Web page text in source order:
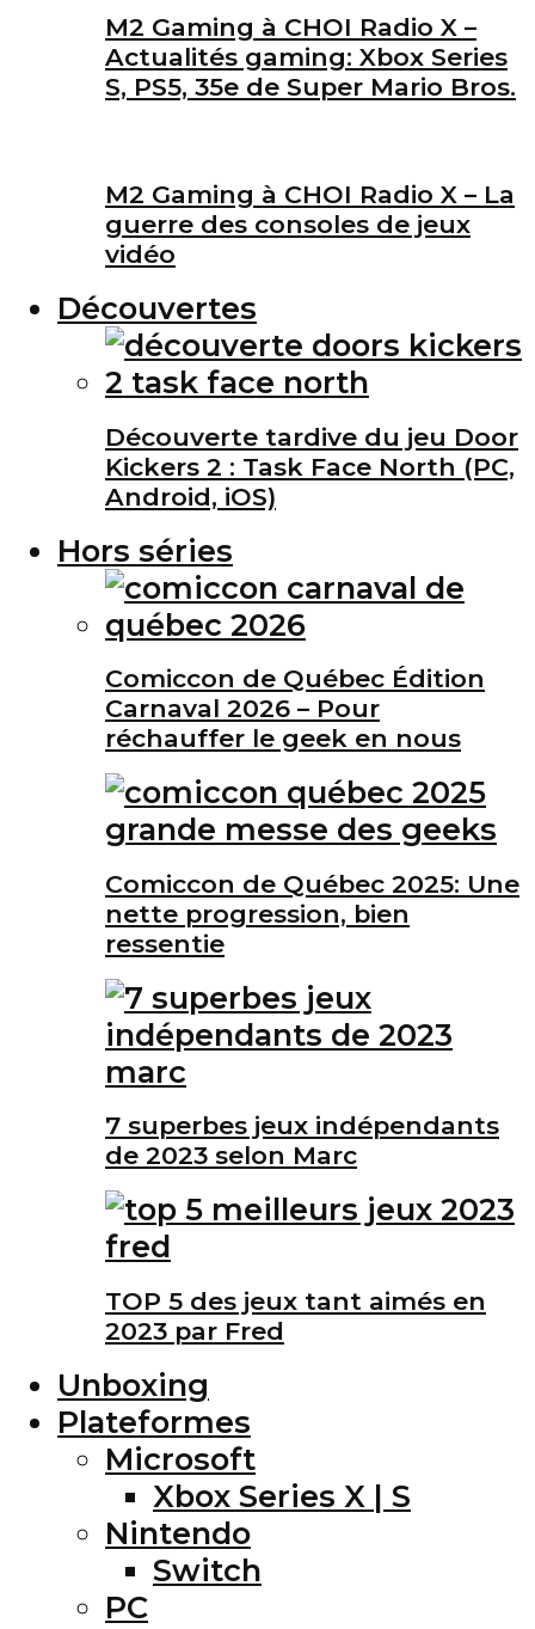
M2 Gaming à CHOI Radio X –
Actualités gaming: Xbox Series
S, PS5, 35e de Super Mario Bros.
M2 Gaming à CHOI Radio X – La
guerre des consoles de jeux
vidéo
Découvertes
Découverte tardive du jeu Door
Kickers 2 : Task Face North (PC,
Android, iOS)
Hors séries
Comiccon de Québec Édition
Carnaval 2026 – Pour
réchauffer le geek en nous
Comiccon de Québec 2025: Une
nette progression, bien
ressentie
7 superbes jeux indépendants
de 2023 selon Marc
TOP 5 des jeux tant aimés en
2023 par Fred
Unboxing
Plateformes
Microsoft
Xbox Series X | S
Nintendo
Switch
PC